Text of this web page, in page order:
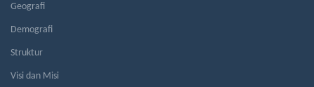
Geografi
Demografi
Struktur
Visi dan Misi